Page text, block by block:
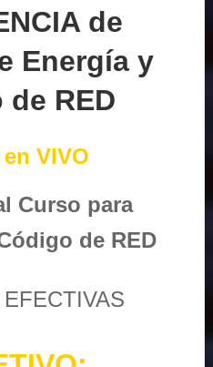
de
Energía y
RED
VIVO
Curso para
de RED